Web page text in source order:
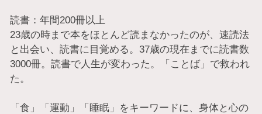
読書：年間200冊以上
23歳の時まで本をほとんど読まなかったのが、速読法
と出会い、読書に目覚める。37歳の現在までに読書数
3000冊。読書で人生が変わった。「ことば」で救われ
た。
「食」「運動」「睡眠」をキーワードに、身体と心の